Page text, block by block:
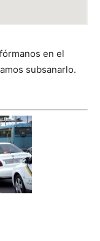
en el
subsanarlo.